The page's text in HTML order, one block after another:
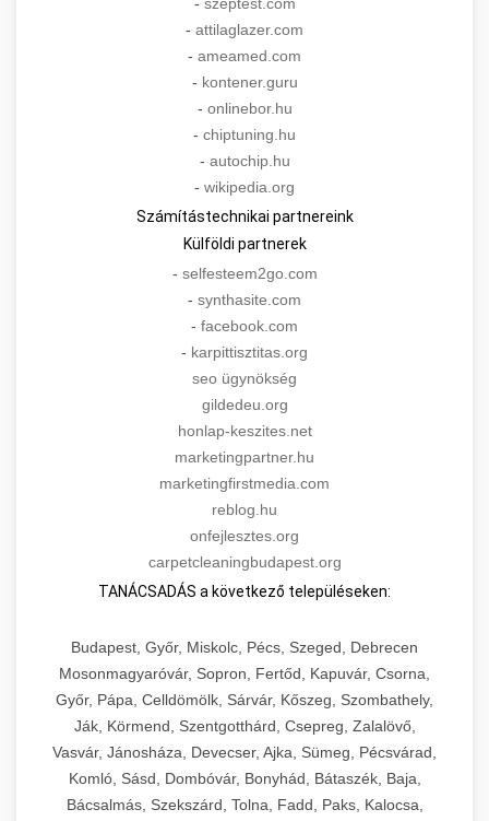
- szeptest.com
- attilaglazer.com
- ameamed.com
- kontener.guru
- onlinebor.hu
- chiptuning.hu
- autochip.hu
- wikipedia.org
Számítástechnikai partnereink
Külföldi partnerek
- selfesteem2go.com
- synthasite.com
- facebook.com
- karpittisztitas.org
seo ügynökség
gildedeu.org
honlap-keszites.net
marketingpartner.hu
marketingfirstmedia.com
reblog.hu
onfejlesztes.org
carpetcleaningbudapest.org
TANÁCSADÁS a következő településeken:
Budapest, Győr, Miskolc, Pécs, Szeged, Debrecen
Mosonmagyaróvár, Sopron, Fertőd, Kapuvár, Csorna,
Győr, Pápa, Celldömölk, Sárvár, Kőszeg, Szombathely,
Ják, Körmend, Szentgotthárd, Csepreg, Zalalövő,
Vasvár, Jánosháza, Devecser, Ajka, Sümeg, Pécsvárad,
Komló, Sásd, Dombóvár, Bonyhád, Bátaszék, Baja,
Bácsalmás, Szekszárd, Tolna, Fadd, Paks, Kalocsa,